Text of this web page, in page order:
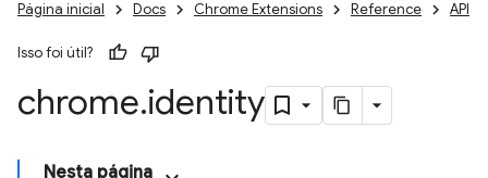
Página inicial Docs Chrome Extensions Reference API
Isso foi útil?
chrome.identity
Nesta página